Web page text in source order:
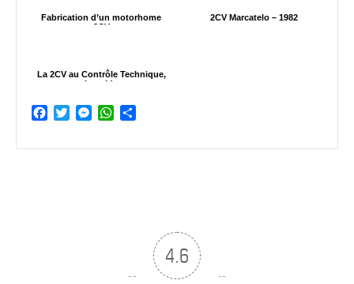
Fabrication d’un motorhome
2CV
2CV Marcatelo – 1982
La 2CV au Contrôle Technique,
le guide
FacebookTwitterMessengerWhatsApp
4.6